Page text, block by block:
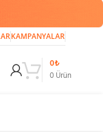
KAMPANYALAR
0Ürün
0₺